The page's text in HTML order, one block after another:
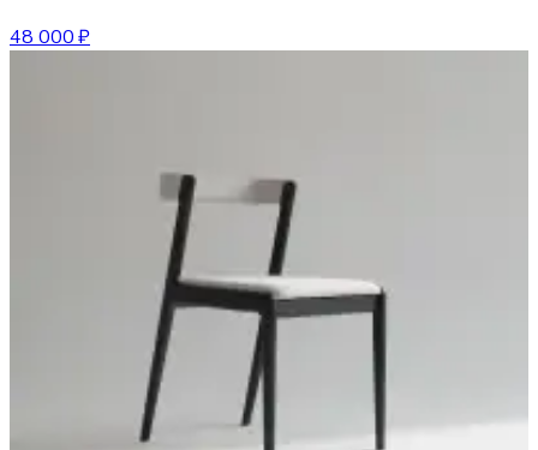
48 000 ₽